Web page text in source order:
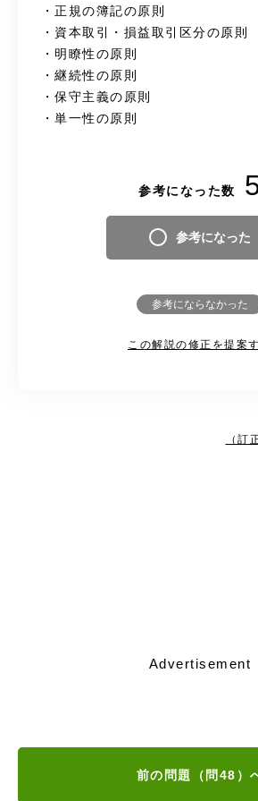
・正規の簿記の原則
・資本取引・損益取引区分の原則
・明瞭性の原則
・継続性の原則
・保守主義の原則
・単一性の原則
参考になった数
参考になった
参考にならなかった
この解説の修正を提案
（訂
Advertisement
前の問題（問48）